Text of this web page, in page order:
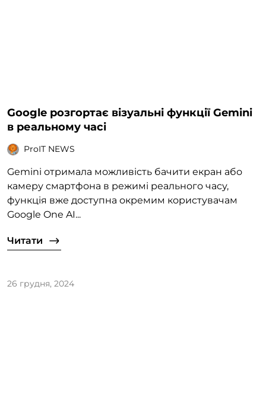
Google розгортає візуальні функції Gemini
в реальному часі
ProIT NEWS
Gemini отримала можливість бачити екран або
камеру смартфона в режимі реального часу,
функція вже доступна окремим користувачам
Google One AI...
Читати
26 грудня, 2024